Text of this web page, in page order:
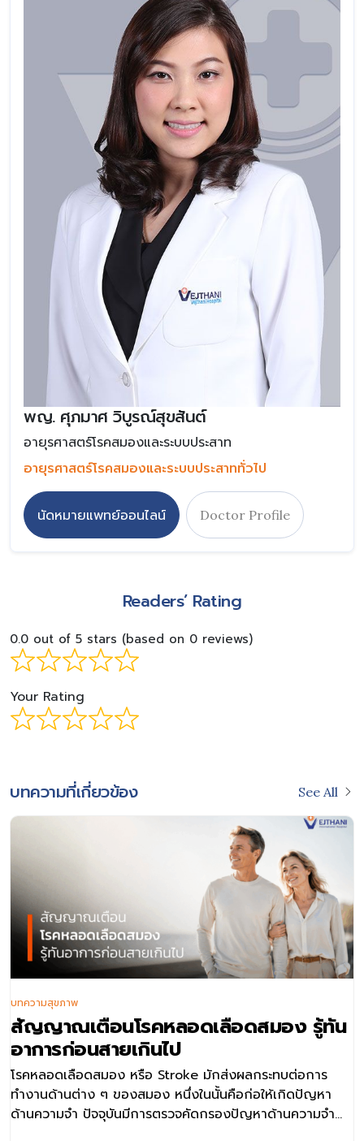
พญ. ศุภมาศ วิบูรณ์สุขสันต์
อายุรศาสตร์โรคสมองและระบบประสาท
อายุรศาสตร์โรคสมองและระบบประสาททั่วไป
นัดหมายแพทย์ออนไลน์ Doctor Profile
Readers’ Rating
0.0 out of 5 stars (based on 0 reviews)
Your Rating
บทความที่เกี่ยวข้อง See All
ญาณเตือนโรคหลอดเลือดสมอง รู้ทัน
การก่อนสายเกินไป
คหลอดเลือดสมอง หรือ Stroke มักส่งผลกระทบต่อการ
งานด้านต่าง ๆ ของสมอง หนึ่งในนั้นคือก่อให้เกิดปัญหา
นความจำ ปัจจุบันมีการตรวจคัดกรองปัญหาด้านความจำ
ความสุขภาพ